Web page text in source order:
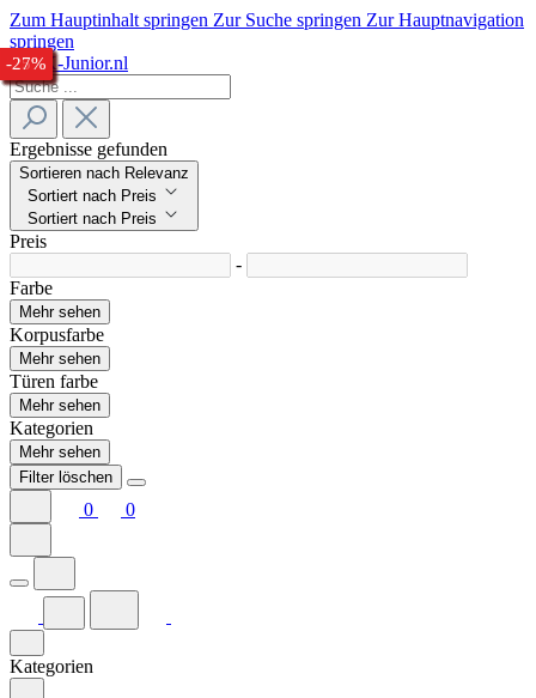
Zum Hauptinhalt springen Zur Suche springen Zur Hauptnavigation
springen
Ergebnisse gefunden
Sortieren nach Relevanz
Sortiert nach Preis
Sortiert nach Preis
Preis
-
Farbe
Mehr sehen
Korpusfarbe
Mehr sehen
Türen farbe
Mehr sehen
Kategorien
Mehr sehen
Filter löschen
0 0
Kategorien
-28%
-25%
-26%
-24%
-29%
-26%
-30%
-28%
-26%
-27%
-25%
-28%
-24%
-27%
-25%
-27%